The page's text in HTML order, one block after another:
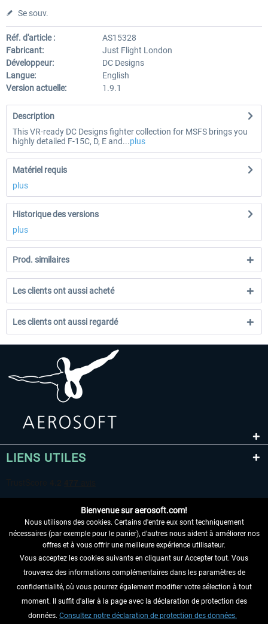
Se souv.
Réf. d'article :
AS15328
Fabricant:
Just Flight London
Développeur:
DC Designs
Langue:
English
Version actuelle:
1.9.1
Description
This VR-ready DC Designs fighter collection for MSFS brings you
highly detailed F-15C, D, E and...plus
Matériel requis
plus
Historique des versions
plus
Prod. similaires
Les clients ont aussi acheté
Les clients ont aussi regardé
LIENS UTILES
RENONCER AU CONTRAT ICI
INFORMATIONS
NE MANQUEZ PAS LES DERNIÈRES
Bienvenue sur aerosoft.com!
Nous utilisons des cookies. Certains d'entre eux sont techniquement
nécessaires (par exemple pour le panier), d'autres nous aident à améliorer nos
offres et à vous offrir une meilleure expérience utilisateur.
Vous acceptez les cookies suivants en cliquant sur Accepter tout. Vous
trouverez des informations complémentaires dans les paramètres de
confidentialité, où vous pourrez également modifier votre sélection à tout
moment. Il suffit d'aller à la page avec la déclaration de protection des
données. Consultez notre déclaration de protection des données.